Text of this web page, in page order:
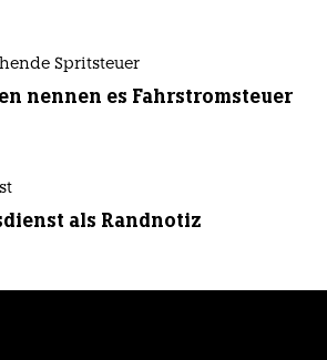
Spritsteuer
nennen es Fahrstromsteuer
als Randnotiz